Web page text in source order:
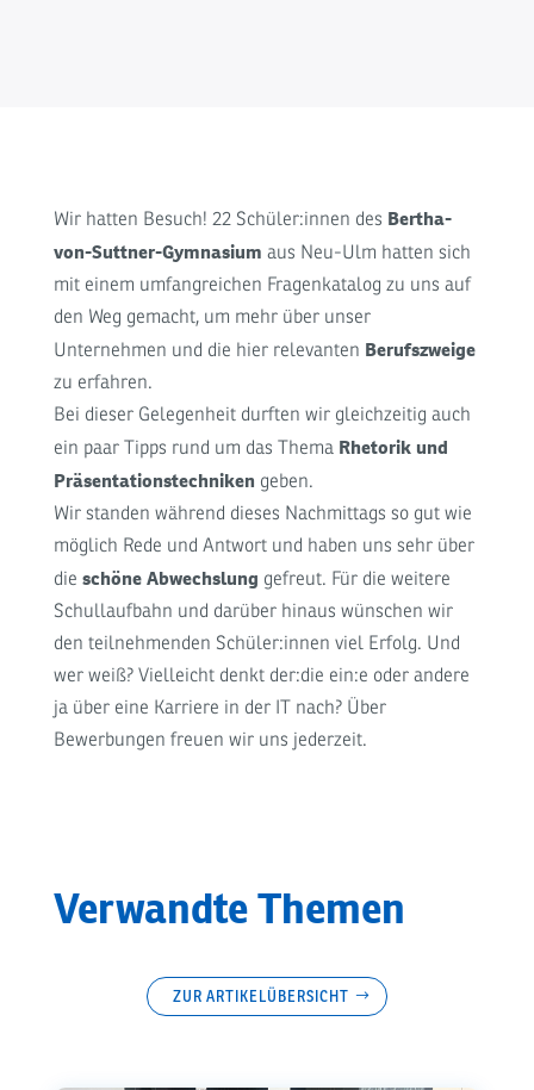
Wir hatten Besuch! 22 Schüler:innen des Bertha-
von-Suttner-Gymnasium aus Neu-Ulm hatten sich
mit einem umfangreichen Fragenkatalog zu uns auf
den Weg gemacht, um mehr über unser
Unternehmen und die hier relevanten Berufszweige
zu erfahren.
Bei dieser Gelegenheit durften wir gleichzeitig auch
ein paar Tipps rund um das Thema Rhetorik und
Präsentationstechniken geben.
Wir standen während dieses Nachmittags so gut wie
möglich Rede und Antwort und haben uns sehr über
die schöne Abwechslung gefreut. Für die weitere
Schullaufbahn und darüber hinaus wünschen wir
den teilnehmenden Schüler:innen viel Erfolg. Und
wer weiß? Vielleicht denkt der:die ein:e oder andere
ja über eine Karriere in der IT nach? Über
Bewerbungen freuen wir uns jederzeit.
Verwandte Themen
ZUR ARTIKELÜBERSICHT